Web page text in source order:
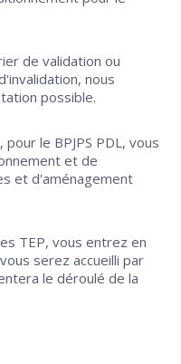
de validation ou
nous
possible.
le BPJPS PDL, vous
et de
et d'aménagement
TEP, vous entrez en
serez accueilli par
le déroulé de la